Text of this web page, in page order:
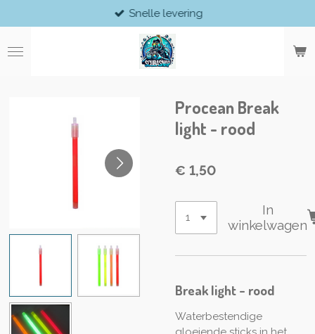
direct
naar
de
Snelle levering
Procean Break
light - rood
€ 1,50
In
winkelwagen
Break light - rood
Waterbestendige